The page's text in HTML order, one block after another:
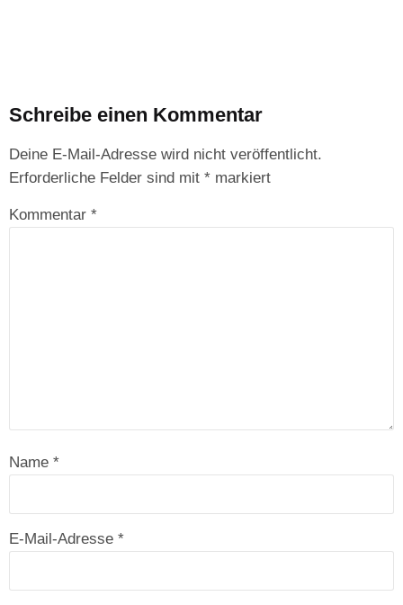
Schreibe einen Kommentar
Deine E-Mail-Adresse wird nicht veröffentlicht.
Erforderliche Felder sind mit * markiert
Kommentar *
Name *
E-Mail-Adresse *